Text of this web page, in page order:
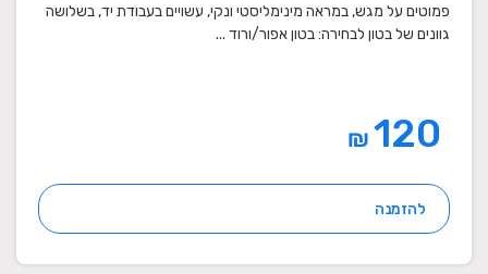
פמוטים על מגש, במראה מינימליסטי ונקי, עשויים בעבודת יד, בשלושה
גוונים של בטון לבחירה: בטון אפור/ורוד ...
₪
להזמנה